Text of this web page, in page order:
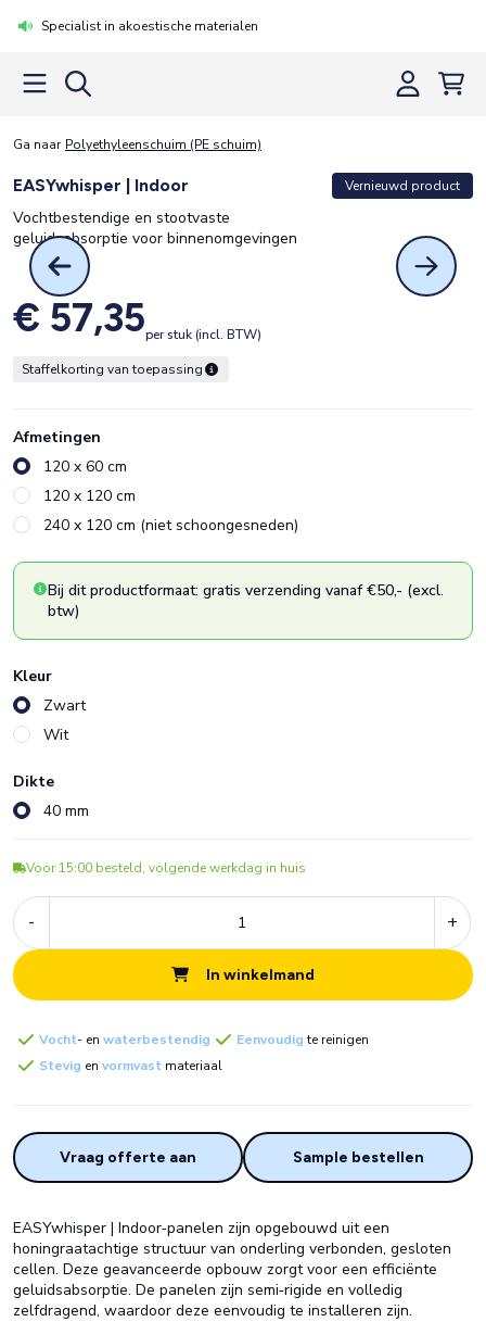
Specialist in akoestische materialen
Ga naar Polyethyleenschuim (PE schuim)
EASYwhisper | Indoor
Vochtbestendige en stootvaste
geluidsabsorptie voor binnenomgevingen
Vernieuwd product
€ 57,35per stuk (incl. BTW)
Staffelkorting van toepassing
Afmetingen
120 x 60 cm
120 x 120 cm
240 x 120 cm (niet schoongesneden)
Bij dit productformaat: gratis verzending vanaf €50,- (excl.
btw)
Kleur
Zwart
Wit
Dikte
40 mm
Voor 15:00 besteld, volgende werkdag in huis
- +
In winkelmand
Vocht- en waterbestendig Eenvoudigte reinigen
Stevig en vormvast materiaal
Vraag offerte aan Sample bestellen
EASYwhisper | Indoor‑panelen zijn opgebouwd uit een
honingraatachtige structuur van onderling verbonden, gesloten
cellen. Deze geavanceerde opbouw zorgt voor een efficiënte
geluidsabsorptie. De panelen zijn semi‑rigide en volledig
zelfdragend, waardoor deze eenvoudig te installeren zijn.